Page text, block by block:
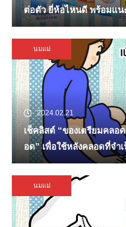
ต่อตัว ยี่ห้อไหนดี พร้อมแน
นมแม่
2024.02.21
เช็คลิสต์ “ของเตรียมคลอด” “ของใ
อด” เพื่อใช้หลังคลอดที่จำ
นมแม่